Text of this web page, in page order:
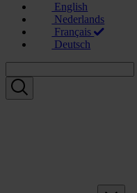
English
Nederlands
Français
Deutsch